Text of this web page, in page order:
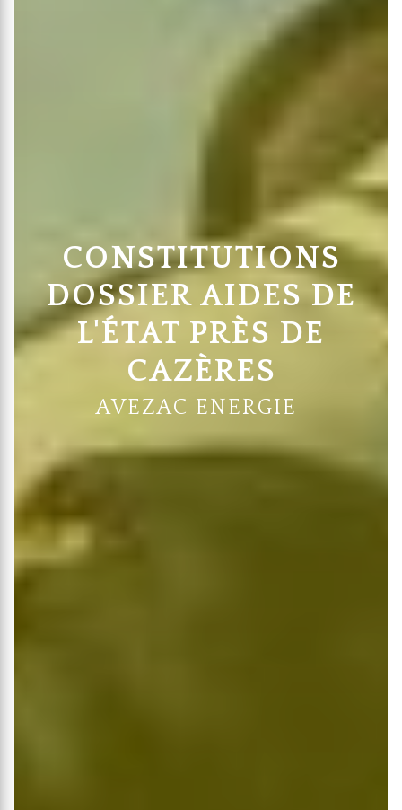
CONSTITUTIONS
DOSSIER AIDES DE
L'ÉTAT PRÈS DE
CAZÈRES
AVEZAC ENERGIE